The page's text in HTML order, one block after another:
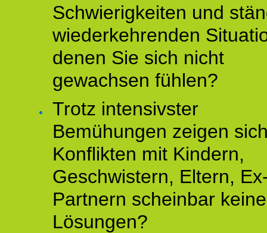
Schwierigkeiten und
wiederkehrenden
denen Sie sich nicht
gewachsen fühlen?
Trotz intensivster
Bemühungen zeigen
Konflikten mit Kindern,
Geschwistern, Eltern,
Partnern scheinbar keine
Lösungen?